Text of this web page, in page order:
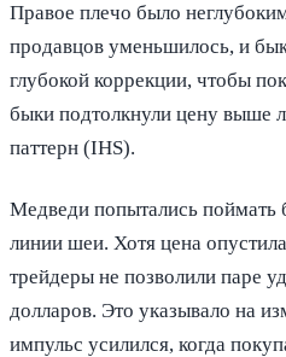
Правое плечо было
продавцов уменьшилось, и
глубокой коррекции, чтобы
быки подтолкнули цену выше
паттерн (IHS).
Медведи попытались поймать
линии шеи. Хотя цена
трейдеры не позволили паре
долларов. Это указывало на
импульс усилился, когда